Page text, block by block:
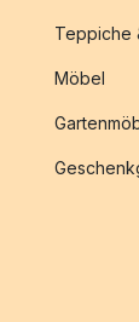
Teppiche
Möbel